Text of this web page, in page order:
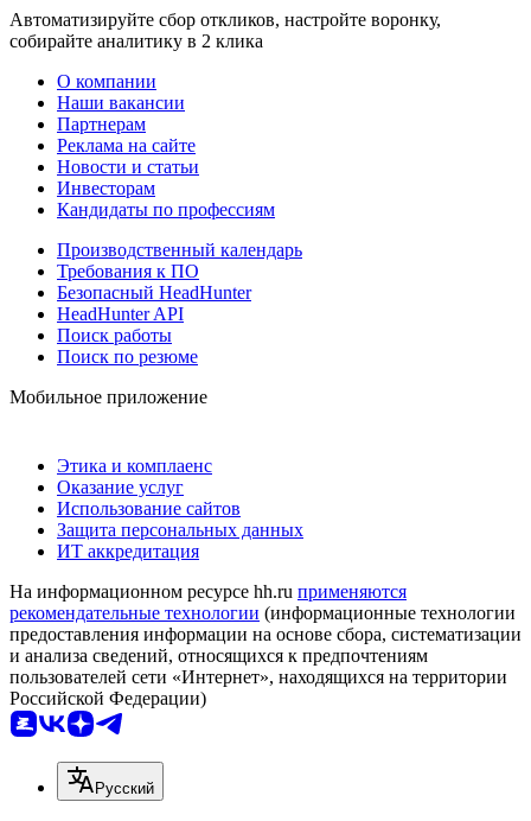
Автоматизируйте сбор откликов, настройте воронку,
собирайте аналитику в 2 клика
О компании
Наши вакансии
Партнерам
Реклама на сайте
Новости и статьи
Инвесторам
Кандидаты по профессиям
Производственный календарь
Требования к ПО
Безопасный HeadHunter
HeadHunter API
Поиск работы
Поиск по резюме
Мобильное приложение
Этика и комплаенс
Оказание услуг
Использование сайтов
Защита персональных данных
ИТ аккредитация
На информационном ресурсе hh.ru применяются
рекомендательные технологии (информационные технологии
предоставления информации на основе сбора, систематизации
и анализа сведений, относящихся к предпочтениям
пользователей сети «Интернет», находящихся на территории
Российской Федерации)
Русский